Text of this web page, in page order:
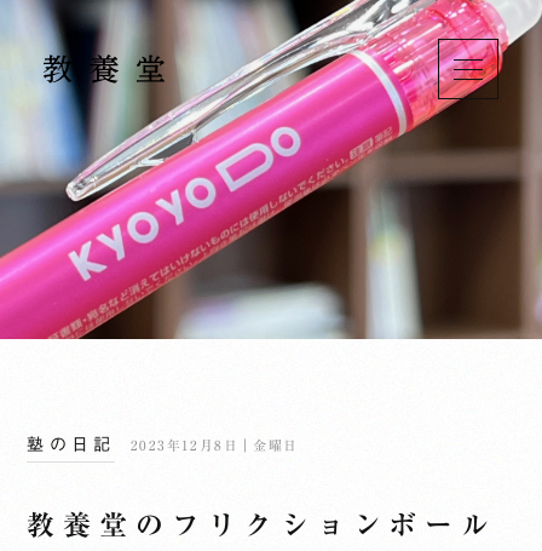
塾の日記 2023年12月8日｜金曜日
教養堂のフリクションボール